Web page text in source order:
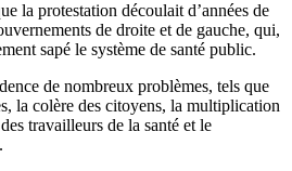
la protestation découlait d’années de
de droite et de gauche, qui,
sapé le système de santé public.
de nombreux problèmes, tels que
la colère des citoyens, la multiplication
travailleurs de la santé et le